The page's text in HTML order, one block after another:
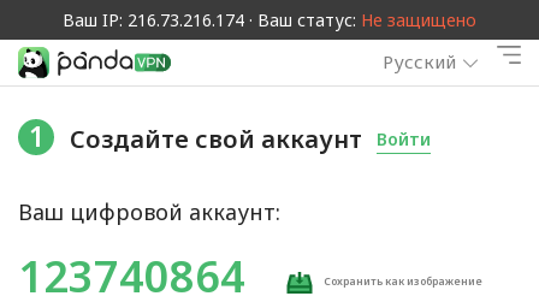
Ваш IP: 216.73.216.174 · Ваш статус: Не защищено
Русский
1 Создайте свой аккаунт Войти
Ваш цифровой аккаунт:
123740864 Сохранить как изображение